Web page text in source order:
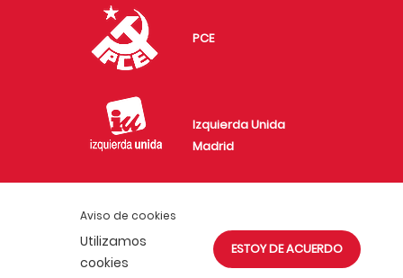
Aviso de cookies
ESTOY DE ACUERDO
Utilizamos
cookies
PCE
Izquierda Unida
Madrid
Juventud Comunista
en Madrid